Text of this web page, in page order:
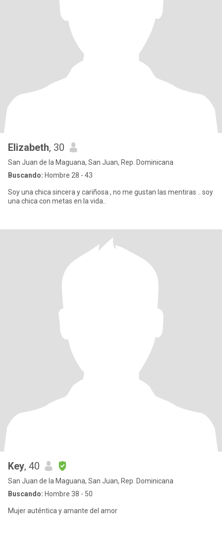
Elizabeth, 30
San Juan de la Maguana, San Juan, Rep. Dominicana
Buscando: Hombre 28 - 43
Soy una chica sincera y cariñosa , no me gustan las mentiras .. soy
una chica con metas en la vida..
Key, 40
San Juan de la Maguana, San Juan, Rep. Dominicana
Buscando: Hombre 38 - 50
Mujer auténtica y amante del amor